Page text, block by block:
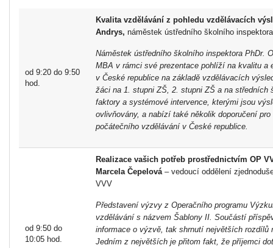
od 9:20 do 9:50
hod.
Kvalita vzdělávání z pohledu vzdělávacích
Andrys, náměstek ústředního školního inspektora
Náměstek ústředního školního inspektora PhDr.
MBA v rámci své prezentace pohlíží na kvalitu a
v České republice na základě vzdělávacích
žáci na 1. stupni ZŠ, 2. stupni ZŠ a na středních
faktory a systémové intervence, kterými jsou
ovlivňovány, a nabízí také několik doporučení
počátečního vzdělávání v České republice.
od 9:50 do
10:05 hod.
Realizace vašich potřeb prostřednictvím OP
Marcela Čepelová – vedoucí oddělení
VVV
Představení výzvy z Operačního programu
vzdělávání s názvem Šablony II. Součástí
informace o výzvě, tak shrnutí největších rozdílů
Jedním z největších je přitom fakt, že příjemci